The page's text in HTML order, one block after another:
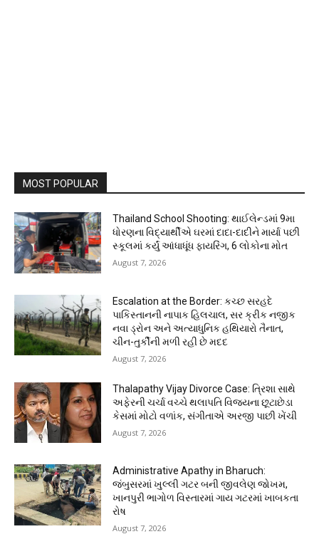
MOST POPULAR
Thailand School Shooting: થાઈલેન્ડમાં 9મા
ધોરણના વિદ્યાર્થીએ ઘરમાં દાદા-દાદીને માર્યા પછી
સ્કૂલમાં કર્યું આંધાધૂંધ ફાયરિંગ, 6 લોકોના મોત
August 7, 2026
Escalation at the Border: કચ્છ સરહદે
પાકિસ્તાનની નાપાક હિલચાલ, સર ક્રીક નજીક
નવા ડ્રોન અને અત્યાધુનિક હથિયારો તૈનાત,
ચીન-તુર્કીની મળી રહી છે મદદ
August 7, 2026
Thalapathy Vijay Divorce Case: ત્રિશા સાથે
અફેરની ચર્ચા વચ્ચે થલાપતિ વિજયના છૂટાછેડા
કેસમાં મોટો વળાંક, સંગીતાએ અરજી પાછી ખેંચી
August 7, 2026
Administrative Apathy in Bharuch:
જંબુસરમાં ખુલ્લી ગટર બની જીવલેણ જોખમ,
ખાનપુરી ભાગોળ વિસ્તારમાં ગાય ગટરમાં ખાબકતા
રોષ
August 7, 2026